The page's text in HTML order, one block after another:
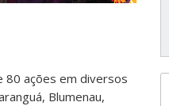
80 ações em diversos
Blumenau,